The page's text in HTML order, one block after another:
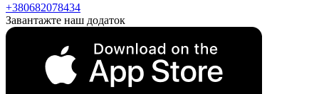
+380682078434
Завантажте наш додаток